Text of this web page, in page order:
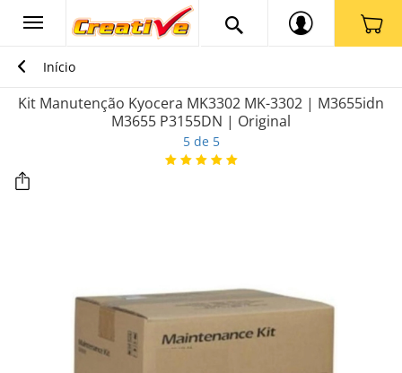
Início
Kit Manutenção Kyocera MK3302 MK-3302 | M3655idn
M3655 P3155DN | Original
5 de 5